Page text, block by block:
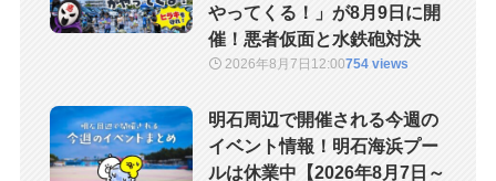
やってくる！」が8月9日に開
催！悪者仮面と水鉄砲対決
2026年8月7日 12:00754 views
明石周辺で開催される今週の
イベント情報！明石海浜プー
ルは休業中【2026年8月7日～